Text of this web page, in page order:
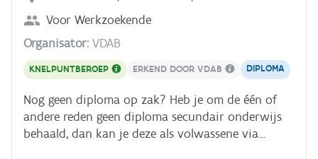
bouwt verder op Machinebouw inleiding.
Voor Werkzoekende
Organisator:VDAB
KNELPUNTBEROEP ERKEND DOOR VDAB DIPLOMA
Nog geen diploma op zak? Heb je om de één of
andere reden geen diploma secundair onderwijs
behaald, dan kan je deze als volwassene via